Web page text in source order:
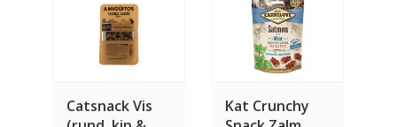
Catsnack Vis
Kat Crunchy